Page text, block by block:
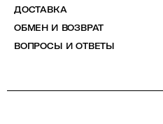
ДОСТАВКА
ОБМЕН И ВОЗВРАТ
ВОПРОСЫ И ОТВЕТЫ